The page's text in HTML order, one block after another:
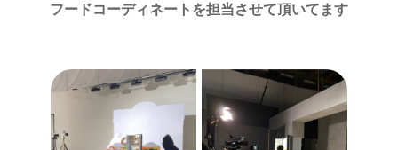
フードコーディネートを担当させて頂いてます